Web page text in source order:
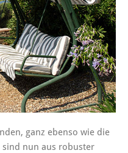
ganz ebenso wie die
sind nun aus robuster